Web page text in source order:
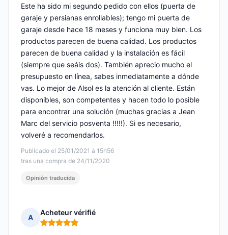
Publicado el 25/01/2021 à 15h56
tras una compra de 24/11/2020
Este ha sido mi segundo pedido con ellos (puerta de
garaje y persianas enrollables); tengo mi puerta de
garaje desde hace 18 meses y funciona muy bien. Los
productos parecen de buena calidad. Los productos
parecen de buena calidad y la instalación es fácil
(siempre que seáis dos). También aprecio mucho el
presupuesto en línea, sabes inmediatamente a dónde
vas. Lo mejor de Alsol es la atención al cliente. Están
disponibles, son competentes y hacen todo lo posible
para encontrar una solución (muchas gracias a Jean
Marc del servicio posventa !!!!!). Si es necesario,
volveré a recomendarlos.
Opinión traducida
A
Acheteur vérifié
Nota: 5 de 5